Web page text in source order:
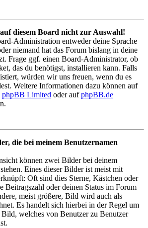
diesem Board nicht zur Auswahl!
Administration entweder deine Sprache
niemand hat das Forum bislang in deine
Frage ggf. einen Board-Administrator, ob
das du benötigst, installieren kann. Falls
würden wir uns freuen, wenn du es
Weitere Informationen dazu können auf
phpBB Limited oder aufphpBB.de
die bei meinem Benutzernamen
können zwei Bilder bei deinem
Eines dieser Bilder ist meist mit
Oft sind dies Sterne, Kästchen oder
Beitragszahl oder deinen Status im Forum
meist größere, Bild wird auch als
Es handelt sich hierbei in der Regel um
Bild, welches von Benutzer zu Benutzer